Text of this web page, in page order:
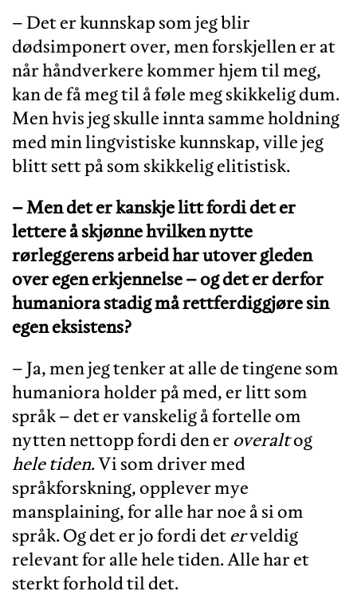
– Det er kunnskap som jeg blir
dødsimponert over, men forskjellen er at
når håndverkere kommer hjem til meg,
kan de få meg til å føle meg skikkelig dum.
Men hvis jeg skulle innta samme holdning
med min lingvistiske kunnskap, ville jeg
blitt sett på som skikkelig elitistisk.
– Men det er kanskje litt fordi det er
lettere å skjønne hvilken nytte
rørleggerens arbeid har utover gleden
over egen erkjennelse – og det er derfor
humaniora stadig må rettferdiggjøre sin
egen eksistens?
– Ja, men jeg tenker at alle de tingene som
humaniora holder på med, er litt som
språk – det er vanskelig å fortelle om
nytten nettopp fordi den er overaltog
hele tiden. Vi som driver med
språkforskning, opplever mye
mansplaining, for alle har noe å si om
språk. Og det er jo fordi det erveldig
relevant for alle hele tiden. Alle har et
sterkt forhold til det.